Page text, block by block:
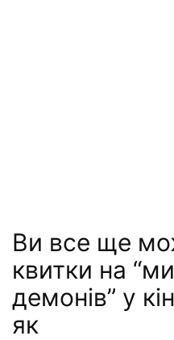
Ви все ще
квитки на
демонів” у
як